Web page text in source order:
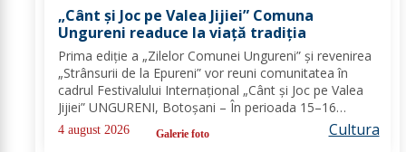
„Cânt și Joc pe Valea Jijiei” Comuna
Ungureni readuce la viață tradiția
Prima ediție a „Zilelor Comunei Ungureni” și revenirea
„Strânsurii de la Epureni” vor reuni comunitatea în
cadrul Festivalului Internațional „Cânt și Joc pe Valea
Jijiei” UNGURENI, Botoșani – În perioada 15–16
august 2026, comuna Ungureni va găzdui unul dintre
cele mai ample evenimente culturale...
4 august 2026 Galerie foto Cultura